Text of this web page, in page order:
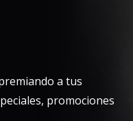
a tus
promociones